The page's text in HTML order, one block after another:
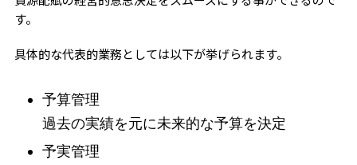
す。
具体的な代表的業務としては以下が挙げられます。
予算管理
過去の実績を元に未来的な予算を決定
予実管理